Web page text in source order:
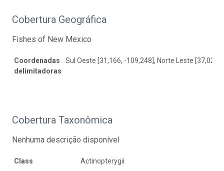
Cobertura Geográfica
Fishes of New Mexico
Coordenadas
delimitadoras
Sul Oeste [31,166, -109,248], Norte Leste [37,02, -
Cobertura Taxonômica
Nenhuma descrição disponível
Class Actinopterygii